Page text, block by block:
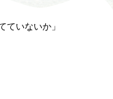
ていないか」